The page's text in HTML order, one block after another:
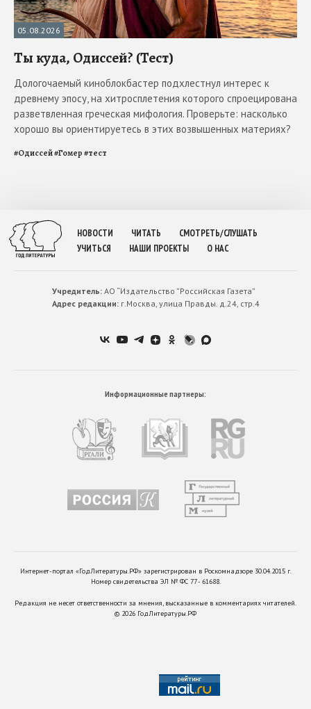
05.08.2026
Ты куда, Одиссей? (Тест)
Дологочаемый киноблокбастер подхлестнул интерес к
древнему эпосу, на хитросплетения которого спроецирована
разветвленная греческая мифология. Проверьте: насколько
хорошо вы ориентируетесь в этих возвышенных материях?
#Одиссей#Гомер#тест
НОВОСТИ ЧИТАТЬ
СМОТРЕТЬ/СЛУШАТЬ
УЧИТЬСЯ
НАШИ ПРОЕКТЫ О НАС
Учредитель:АО “Издательство ”Российская Газета”
Адрес редакции:г.Москва, улица Правды. д.24, стр.4
Информационные партнеры:
Интернет-портал «ГодЛитературы.РФ» зарегистрирован в Роскомнадзоре 30.04.2015 г.
Номер свидетельства ЭЛ № ФС 77 - 61688.
Редакция не несет ответственности за мнения, высказанные в комментариях читателей.
© 2026 ГодЛитературы.РФ